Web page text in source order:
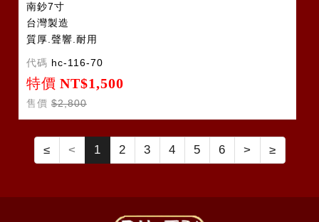
南鈔7寸
台灣製造
質厚.聲響.耐用
代碼 hc-116-70
特價 NT$1,500
售價 $2,800
≤ < 1 2 3 4 5 6 > ≥